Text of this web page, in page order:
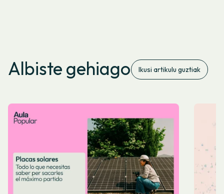
Albiste gehiago Ikusi artikulu guztiak